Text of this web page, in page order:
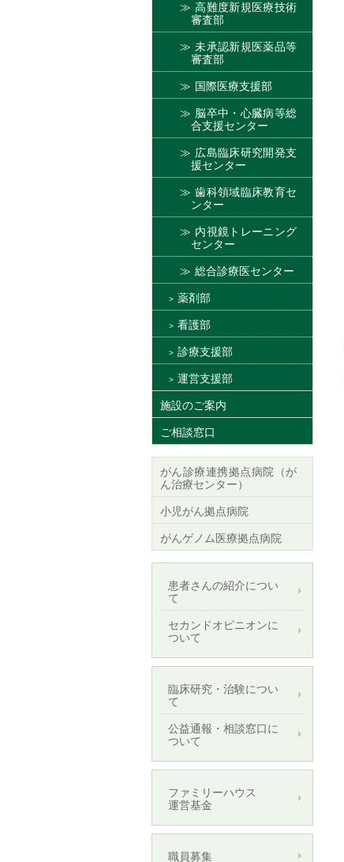
高難度新規医療技術
審査部
未承認新規医薬品等
審査部
国際医療支援部
脳卒中・心臓病等総
合支援センター
広島臨床研究開発支
援センター
歯科領域臨床教育セ
ンター
内視鏡トレーニング
センター
総合診療医センター
薬剤部
看護部
診療支援部
運営支援部
施設のご案内
ご相談窓口
がん診療連携拠点病院（が
ん治療センター）
小児がん拠点病院
がんゲノム医療拠点病院
患者さんの紹介につい
て
セカンドオピニオンに
ついて
臨床研究・治験につい
て
公益通報・相談窓口に
ついて
ファミリーハウス
運営基金
職員募集